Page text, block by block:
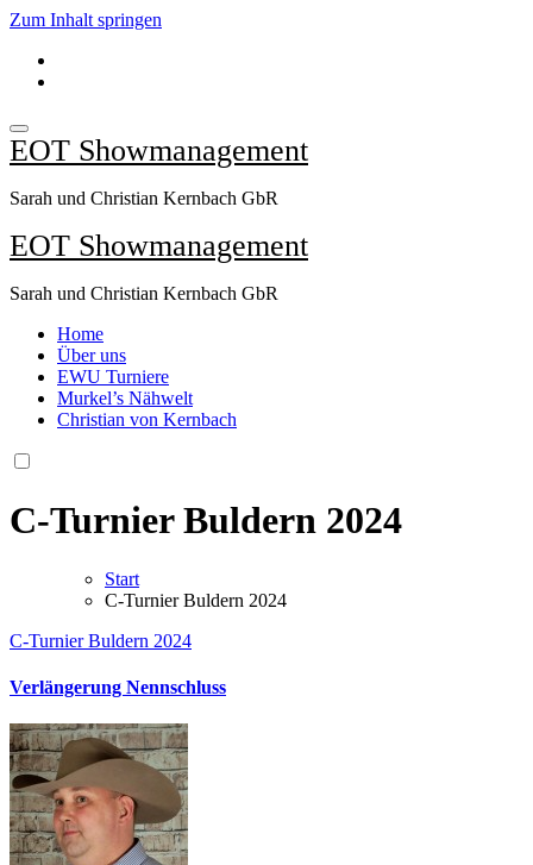
Zum Inhalt springen
EOT Showmanagement
Sarah und Christian Kernbach GbR
EOT Showmanagement
Sarah und Christian Kernbach GbR
Home
Über uns
EWU Turniere
Murkel’s Nähwelt
Christian von Kernbach
C-Turnier Buldern 2024
Start
C-Turnier Buldern 2024
C-Turnier Buldern 2024
Verlängerung Nennschluss